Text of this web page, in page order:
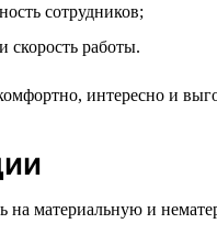
сотрудников;
скорость работы.
интересно и
материальную и